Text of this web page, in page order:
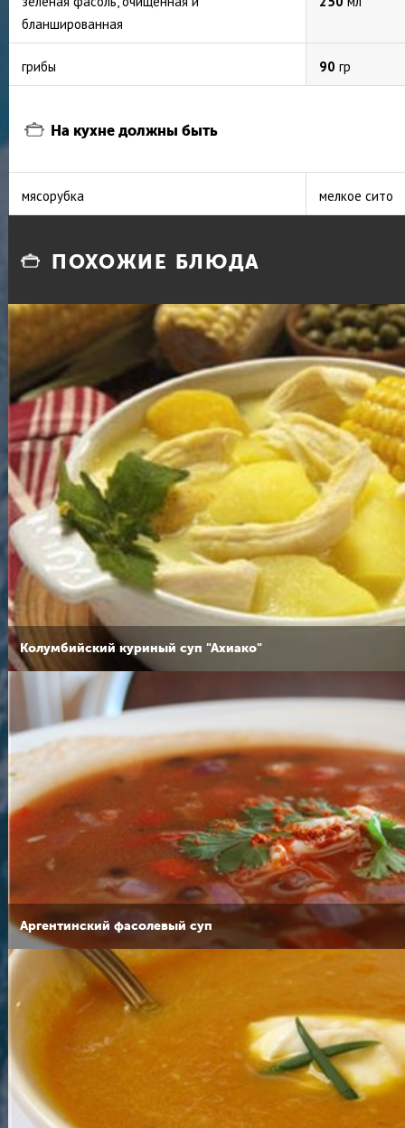
бланшированная
грибы 90 гр
На кухне должны быть
мясорубка мелкое сито
ПОХОЖИЕ БЛЮДА
Колумбийский куриный суп "Ахиако"
Аргентинский фасолевый суп